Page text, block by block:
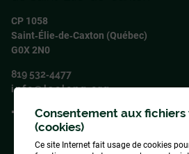
CP 1058
Saint‑Élie‑de‑Caxton (Québec)
G0X 2N0
819 532‑4477
info@laclong.org
Suivez‑nous !
Consentement aux fichiers
(cookies)
Ce site Internet fait usage de cookies